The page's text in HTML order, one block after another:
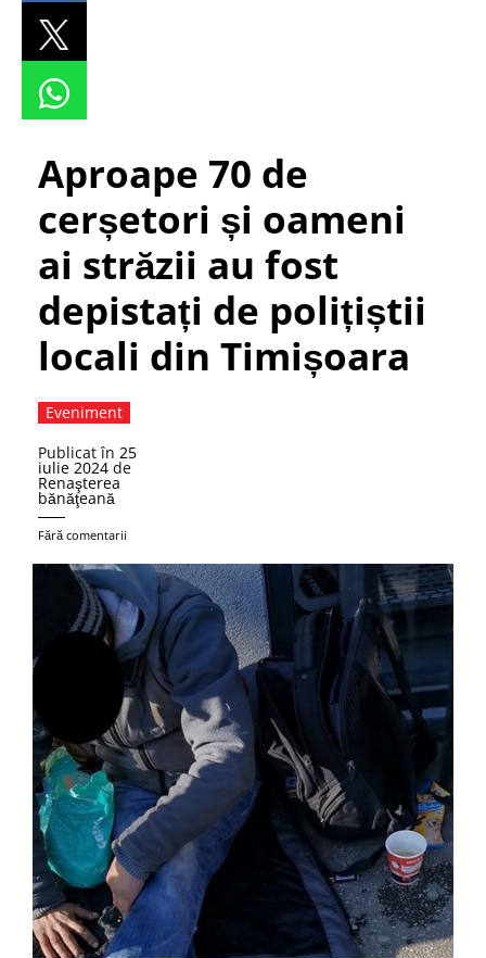
Aproape 70 de
cerșetori și oameni
ai străzii au fost
depistați de polițiștii
locali din Timișoara
Eveniment
Publicat în 25
iulie 2024 de
Renaşterea
bănăţeană
Fără comentarii